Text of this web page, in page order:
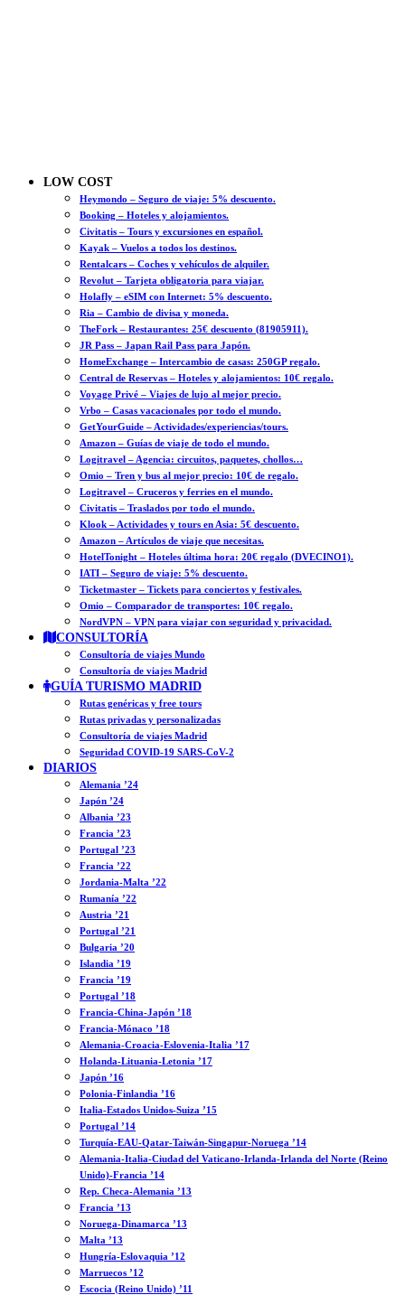
LOW COST
Heymondo – Seguro de viaje: 5% descuento.
Booking – Hoteles y alojamientos.
Civitatis – Tours y excursiones en español.
Kayak – Vuelos a todos los destinos.
Rentalcars – Coches y vehículos de alquiler.
Revolut – Tarjeta obligatoria para viajar.
Holafly – eSIM con Internet: 5% descuento.
Ria – Cambio de divisa y moneda.
TheFork – Restaurantes: 25€ descuento (81905911).
JR Pass – Japan Rail Pass para Japón.
HomeExchange – Intercambio de casas: 250GP regalo.
Central de Reservas – Hoteles y alojamientos: 10€ regalo.
Voyage Privé – Viajes de lujo al mejor precio.
Vrbo – Casas vacacionales por todo el mundo.
GetYourGuide – Actividades/experiencias/tours.
Amazon – Guías de viaje de todo el mundo.
Logitravel – Agencia: circuitos, paquetes, chollos…
Omio – Tren y bus al mejor precio: 10€ de regalo.
Logitravel – Cruceros y ferries en el mundo.
Civitatis – Traslados por todo el mundo.
Klook – Actividades y tours en Asia: 5€ descuento.
Amazon – Artículos de viaje que necesitas.
HotelTonight – Hoteles última hora: 20€ regalo (DVECINO1).
IATI – Seguro de viaje: 5% descuento.
Ticketmaster – Tickets para conciertos y festivales.
Omio – Comparador de transportes: 10€ regalo.
NordVPN – VPN para viajar con seguridad y privacidad.
CONSULTORÍA
Consultoría de viajes Mundo
Consultoría de viajes Madrid
GUÍA TURISMO MADRID
Rutas genéricas y free tours
Rutas privadas y personalizadas
Consultoría de viajes Madrid
Seguridad COVID-19 SARS-CoV-2
DIARIOS
Alemania ’24
Japón ’24
Albania ’23
Francia ’23
Portugal ’23
Francia ’22
Jordania-Malta ’22
Rumanía ’22
Austria ’21
Portugal ’21
Bulgaria ’20
Islandia ’19
Francia ’19
Portugal ’18
Francia-China-Japón ’18
Francia-Mónaco ’18
Alemania-Croacia-Eslovenia-Italia ’17
Holanda-Lituania-Letonia ’17
Japón ’16
Polonia-Finlandia ’16
Italia-Estados Unidos-Suiza ’15
Portugal ’14
Turquía-EAU-Qatar-Taiwán-Singapur-Noruega ’14
Alemania-Italia-Ciudad del Vaticano-Irlanda-Irlanda del Norte (Reino
Unido)-Francia ’14
Rep. Checa-Alemania ’13
Francia ’13
Noruega-Dinamarca ’13
Malta ’13
Hungría-Eslovaquia ’12
Marruecos ’12
Escocia (Reino Unido) ’11